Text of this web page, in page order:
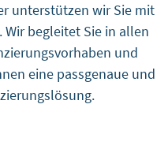
der Länder, in die die
Diese Lokationen
der Zugriff durch
der EU erfolgt. Dies
Fall sein, z. B. zum
beachten Sie, dass die
Ort des
unterstützen wir Sie mit
begleitet Sie in allen
und
eine passgenaue und